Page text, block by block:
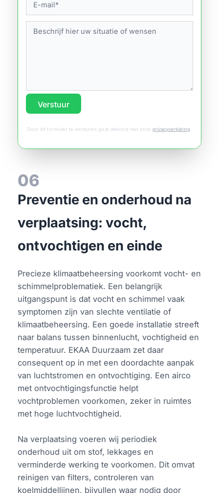
Verstuur
Door dit formulier te versturen ga je akkoord met onze privacyverklaring
06
Preventie en onderhoud na
verplaatsing: vocht,
ontvochtigen en einde
Precieze klimaatbeheersing voorkomt vocht- en
schimmelproblematiek. Een belangrijk
uitgangspunt is dat vocht en schimmel vaak
symptomen zijn van slechte ventilatie of
klimaatbeheersing. Een goede installatie streeft
naar balans tussen binnenlucht, vochtigheid en
temperatuur. EKAA Duurzaam zet daar
consequent op in met een doordachte aanpak
van luchtstromen en ontvochtiging. Een airco
met ontvochtigingsfunctie helpt
vochtproblemen voorkomen, zeker in ruimtes
met hoge luchtvochtigheid.
Na verplaatsing voeren wij periodiek
onderhoud uit om stof, lekkages en
verminderde werking te voorkomen. Dit omvat
reinigen van filters, controleren van
koelmiddellijnen, bijvullen waar nodig door